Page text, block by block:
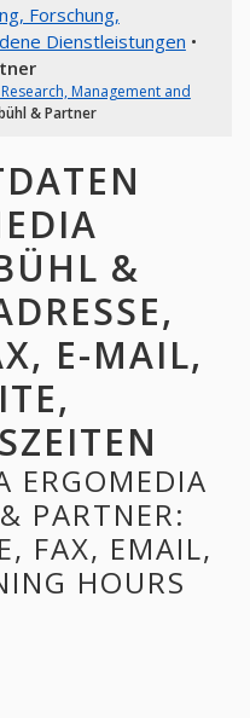
Forschung,
Dienstleistungen •
Management and
& Partner
&
E-MAIL,
ERGOMEDIA
PARTNER:
FAX, EMAIL,
HOURS